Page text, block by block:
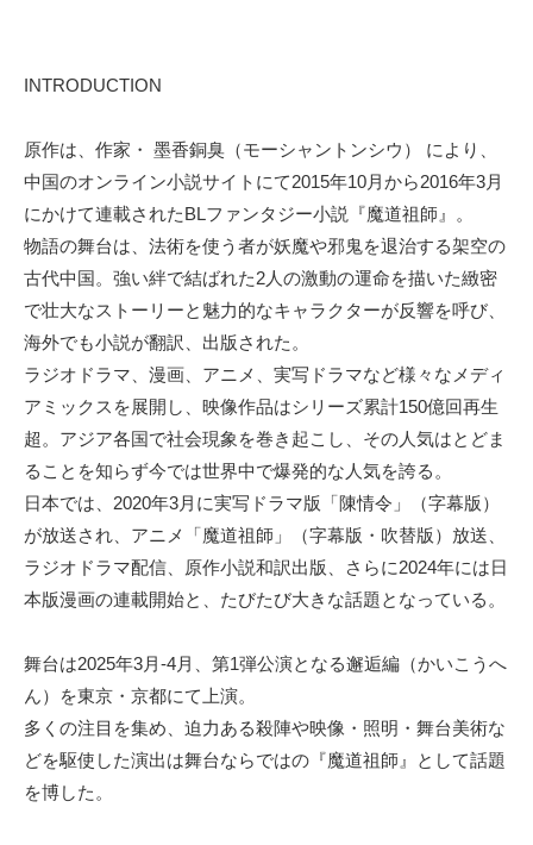
INTRODUCTION
原作は、作家・ 墨香銅臭（モーシャントンシウ） により、
中国のオンライン小説サイトにて2015年10月から2016年3月
にかけて連載されたBLファンタジー小説『魔道祖師』。
物語の舞台は、法術を使う者が妖魔や邪鬼を退治する架空の
古代中国。強い絆で結ばれた2人の激動の運命を描いた緻密
で壮大なストーリーと魅力的なキャラクターが反響を呼び、
海外でも小説が翻訳、出版された。
ラジオドラマ、漫画、アニメ、実写ドラマなど様々なメディ
アミックスを展開し、映像作品はシリーズ累計150億回再生
超。アジア各国で社会現象を巻き起こし、その人気はとどま
ることを知らず今では世界中で爆発的な人気を誇る。
日本では、2020年3月に実写ドラマ版「陳情令」（字幕版）
が放送され、アニメ「魔道祖師」（字幕版・吹替版）放送、
ラジオドラマ配信、原作小説和訳出版、さらに2024年には日
本版漫画の連載開始と、たびたび大きな話題となっている。
舞台は2025年3月-4月、第1弾公演となる邂逅編（かいこうへ
ん）を東京・京都にて上演。
多くの注目を集め、迫力ある殺陣や映像・照明・舞台美術な
どを駆使した演出は舞台ならではの『魔道祖師』として話題
を博した。